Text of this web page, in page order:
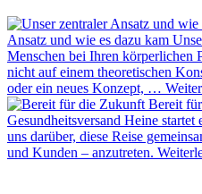
Ansatz und wie es dazu kam
Menschen bei Ihren körperlichen
nicht auf einem theoretischen
oder ein neues Konzept, …
Bereit
Gesundheitsversand Heine
uns darüber, diese Reise
und Kunden – anzutreten.